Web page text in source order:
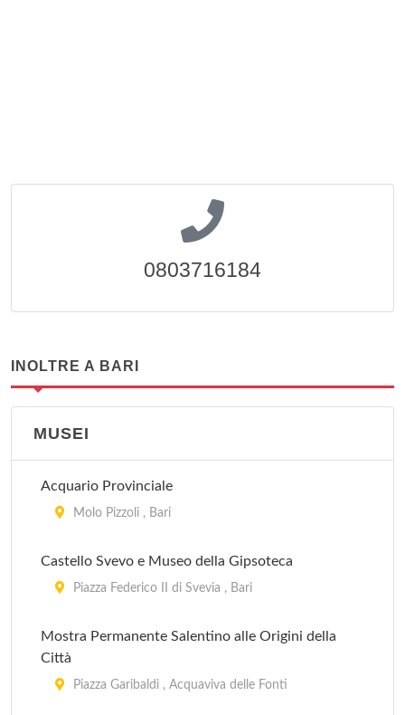
0803716184
INOLTRE A BARI
MUSEI
Acquario Provinciale
Molo Pizzoli , Bari
Castello Svevo e Museo della Gipsoteca
Piazza Federico II di Svevia , Bari
Mostra Permanente Salentino alle Origini della
Città
Piazza Garibaldi , Acquaviva delle Fonti